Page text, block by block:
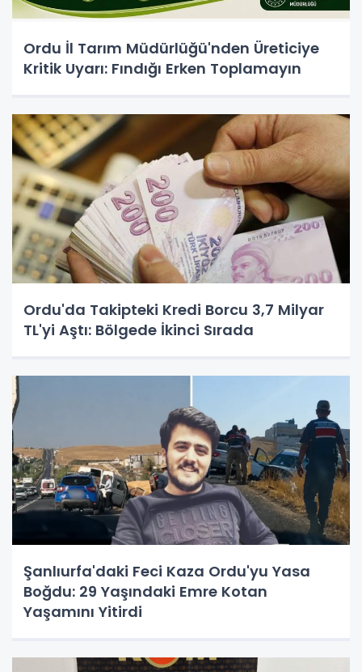
Ordu İl Tarım Müdürlüğü'nden Üreticiye
Kritik Uyarı: Fındığı Erken Toplamayın
Ordu'da Takipteki Kredi Borcu 3,7 Milyar
TL'yi Aştı: Bölgede İkinci Sırada
Şanlıurfa'daki Feci Kaza Ordu'yu Yasa
Boğdu: 29 Yaşındaki Emre Kotan
Yaşamını Yitirdi